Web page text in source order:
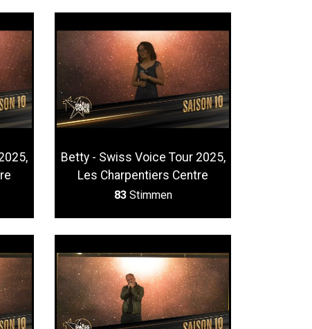
Betty - Swiss Voice Tour 2025,
Les Charpentiers Centre
83 Stimmen